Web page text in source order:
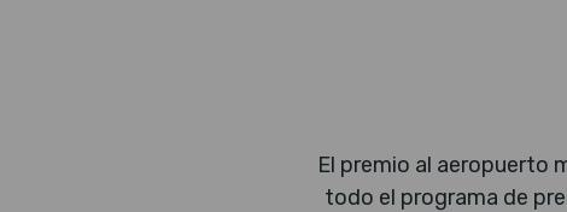
El premio al aeropuerto
todo el programa de